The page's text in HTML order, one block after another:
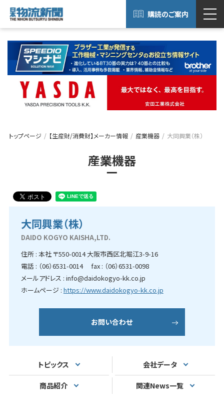
購読のご案内
トップページ 【生産財/消費財】メーカー情報 産業機器 大同興業（株）
産業機器
大同興業（株）
DAIDO KOGYO KAISHA,LTD.
住所 : 本社 〒550-0014 大阪市西区北堀江3-9-16
電話 : （06）6531-0014 fax : （06）6531-0098
メールアドレス : info@daidokogyo-kk.co.jp
ホームページ : https://www.daidokogyo-kk.co.jp
お問い合わせ
トピックス 会社データ
商品紹介 関連News一覧